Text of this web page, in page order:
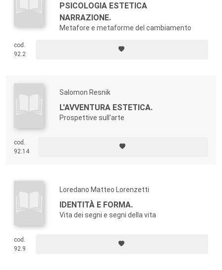
PSICOLOGIA ESTETICA
NARRAZIONE.
Metafore e metaforme del cambiamento
cod.
92.2
Salomon Resnik
L'AVVENTURA ESTETICA.
Prospettive sull'arte
cod.
92.14
Loredano Matteo Lorenzetti
IDENTITÀ E FORMA.
Vita dei segni e segni della vita
cod.
92.9